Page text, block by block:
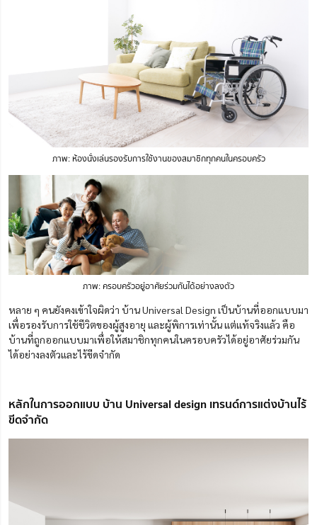
ภาพ: ห้องนั่งเล่นรองรับการใช้งานของสมาชิกทุกคนในครอบครัว
ภาพ: ครอบครัวอยู่อาศัยร่วมกันได้อย่างลงตัว
หลาย ๆ คนยังคงเข้าใจผิดว่า บ้าน Universal Design เป็นบ้านที่ออกแบบมา
เพื่อรองรับการใช้ชีวิตของผู้สูงอายุ และผู้พิการเท่านั้น แต่แท้จริงแล้ว คือ
บ้านที่ถูกออกแบบมาเพื่อให้สมาชิกทุกคนในครอบครัวได้อยู่อาศัยร่วมกัน
ได้อย่างลงตัวและไร้ขีดจำกัด
หลักในการออกแบบ บ้าน Universal design เทรนด์การแต่งบ้านไร้
ขีดจำกัด